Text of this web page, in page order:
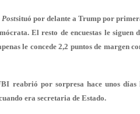
Postsituó por delante a Trump por
El resto de encuestas le
le concede 2,2 puntos de margen
reabrió por sorpresa hace unos
era secretaria de Estado.